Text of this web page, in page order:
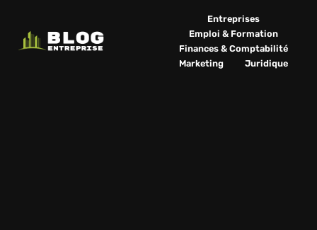
Entreprises
Emploi & Formation
Finances & Comptabilité
Marketing
Juridique